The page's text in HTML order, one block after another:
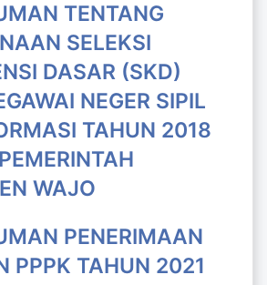
TENTANG
SELEKSI
DASAR (SKD)
NEGER SIPIL
TAHUN 2018
WAJO
PENERIMAAN
PPPK TAHUN 2021